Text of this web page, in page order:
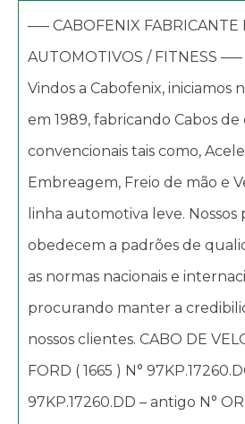
—– CABOFENIX FABRICANTE
AUTOMOTIVOS / FITNESS
Vindos a Cabofenix, iniciamos
em 1989, fabricando Cabos
convencionais tais como,
Embreagem, Freio de mão e
linha automotiva leve. Nossos
obedecem a padrões de
as normas nacionais e
procurando manter a
nossos clientes. CABO DE
FORD ( 1665 ) N°
97KP.17260.DD – antigo N°